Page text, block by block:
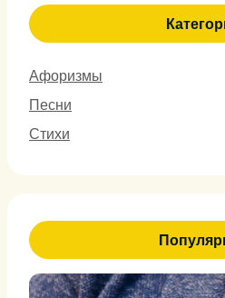
Афоризмы
Песни
Стихи